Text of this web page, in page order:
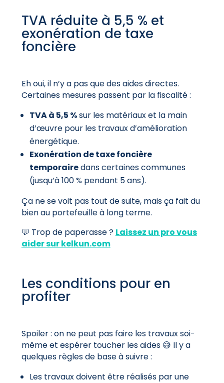
TVA réduite à 5,5 % et
exonération de taxe
foncière
Eh oui, il n’y a pas que des aides directes.
Certaines mesures passent par la fiscalité :
TVA à 5,5 %sur les matériaux et la main
d’œuvre pour les travaux d’amélioration
énergétique.
Exonération de taxe foncière
temporairedans certaines communes
(jusqu’à 100 % pendant 5 ans).
Ça ne se voit pas tout de suite, mais ça fait du
bien au portefeuille à long terme.
💬 Trop de paperasse ? Laissez un pro vous
aider sur kelkun.com
Les conditions pour en
profiter
Spoiler : on ne peut pas faire les travaux soi-
même et espérer toucher les aides 😅 Il y a
quelques règles de base à suivre :
Les travaux doivent être réalisés par une